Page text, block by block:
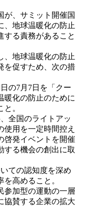
、サミット開催国
、地球温暖化の防止
する責務があること
地球温暖化の防止
を促すため、次の措
の7月7日を「クー
暖化の防止のために
。
全国のライトアッ
使用を一定時間控え
啓発イベントを開催
する機会の創出に取
ての認知度を深め
高めること。
加型の運動の一層
協賛する企業の拡大